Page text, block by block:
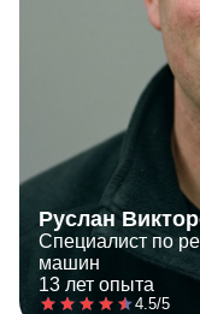
Руслан
Специалист по
машин
13 лет опыта
4.5/5